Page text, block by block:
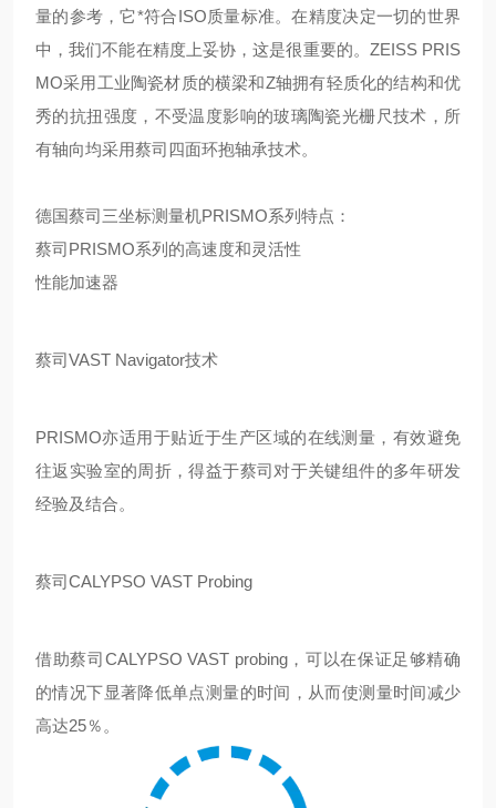
量的参考，它*符合ISO质量标准。在精度决定一切的世界
中，我们不能在精度上妥协，这是很重要的。ZEISS PRIS
MO采用工业陶瓷材质的横梁和Z轴拥有轻质化的结构和优
秀的抗扭强度，不受温度影响的玻璃陶瓷光栅尺技术，所
有轴向均采用蔡司四面环抱轴承技术。
德国蔡司三坐标测量机PRISMO系列特点：
蔡司PRISMO系列的高速度和灵活性
性能加速器
蔡司VAST Navigator技术
PRISMO亦适用于贴近于生产区域的在线测量，有效避免
往返实验室的周折，得益于蔡司对于关键组件的多年研发
经验及结合。
蔡司CALYPSO VAST Probing
借助蔡司CALYPSO VAST probing，可以在保证足够精确
的情况下显著降低单点测量的时间，从而使测量时间减少
高达25％。